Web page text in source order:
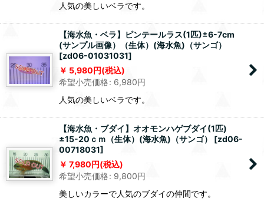
人気の美しいベラです。
【海水魚・ベラ】ピンテールラス(1匹)±6-7cm
(サンプル画像）（生体）(海水魚)（サンゴ）
[zd06-01031031]
5,980円(税込)
希望小売価格: 6,980円
人気の美しいベラです。
【海水魚・ブダイ】オオモンハゲブダイ(1匹)
±15-20ｃｍ（生体）(海水魚)（サンゴ）
[zd06-
00718031]
7,980円(税込)
希望小売価格: 9,800円
美しいカラーで人気のブダイの仲間です。